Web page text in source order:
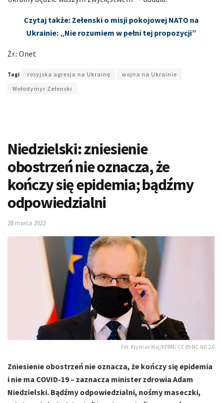
Czytaj także: Zełenski o misji pokojowej NATO na
Ukrainie: „Nie rozumiem w pełni tej propozycji”
Żr.: Onet
Tagi rosyjska agresja na Ukrainę
wojna na Ukrainie
Wołodymyr Zełenski
Niedzielski: zniesienie
obostrzeń nie oznacza, że
kończy się epidemia; bądźmy
odpowiedzialni
28 marca 2022
Fot: Krystian Maj/KPRM/ CC BY-NC-ND 2.0
Zniesienie obostrzeń nie oznacza, że kończy się epidemia
i nie ma COVID-19 – zaznacza minister zdrowia Adam
Niedzielski. Bądźmy odpowiedzialni, nośmy maseczki,